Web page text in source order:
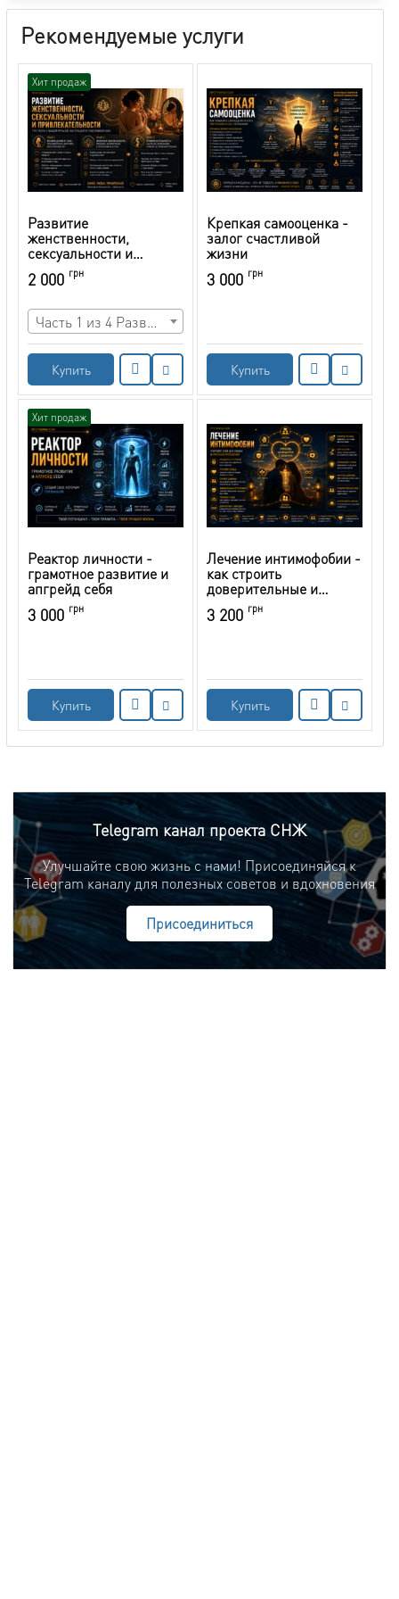
Рекомендуемые услуги
Хит продаж
Развитие
женственности,
сексуальности и
привлекательности
2 000 грн
Часть 1 из 4 Развитие женственности и глубинного потенциала (5 ч 54 мин)
Купить
Крепкая самооценка -
залог счастливой
жизни
3 000 грн
Купить
Хит продаж
Реактор личности -
грамотное развитие и
апгрейд себя
3 000 грн
Купить
Лечение интимофобии -
как строить
доверительные и
эмоционально
открытые отношения
3 200 грн
Купить
Telegram канал проекта СНЖ
Улучшайте свою жизнь с нами! Присоединяйся к
Telegram каналу для полезных советов и вдохновения
Присоединиться